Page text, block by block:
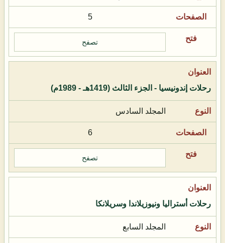
5
تصفح
رحلات إندونيسيا - الجزء الثالث (1419هـ - 1989م)
المجلد السادس
6
تصفح
رحلات أستراليا ونيوزيلاندا وسريلانكا
المجلد السابع